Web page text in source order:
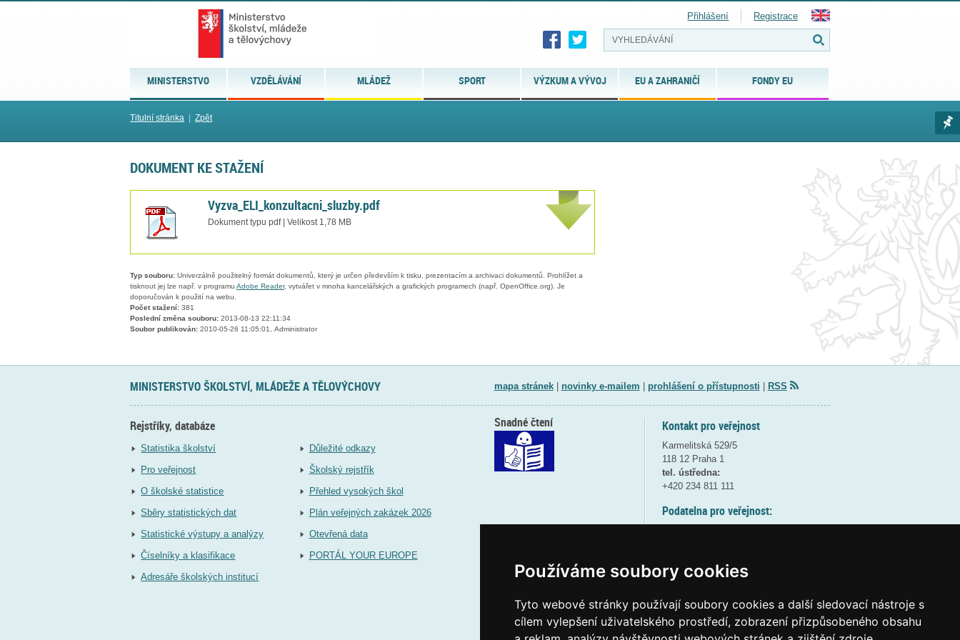
Používáme soubory cookies
Tyto webové stránky používají soubory cookies a další sledovací nástroje s
cílem vylepšení uživatelského prostředí, zobrazení přizpůsobeného obsahu
MINISTERSTVO VZDĚLÁVÁNÍ MLÁDEŽ SPORT VÝZKUM A VÝVOJ EU A ZAHRANIČÍ FONDY EU
Přihlášení Registrace
Titulní stránka Zpět
DOKUMENT KE STAŽENÍ
Vyzva_ELI_konzultacni_sluzby.pdf
Dokument typu pdf | Velikost 1,78 MB
Typ souboru: Univerzálně použitelný formát dokumentů, který je určen především k tisku, prezentacím a archivaci dokumentů. Prohlížet a
tisknout jej lze např. v programu Adobe Reader, vytvářet v mnoha kancelářských a grafických programech (např. OpenOffice.org). Je
doporučován k použití na webu.
Počet stažení: 381
Poslední změna souboru: 2013-08-13 22:11:34
Soubor publikován: 2010-05-26 11:05:01, Administrator
MINISTERSTVO ŠKOLSTVÍ, MLÁDEŽE A TĚLOVÝCHOVY mapa stránek| novinky e-mailem prohlášení o přístupnosti RSS
Rejstříky, databáze
Statistika školství
Pro veřejnost
O školské statistice
Sběry statistických dat
Statistické výstupy a analýzy
Číselníky a klasifikace
Adresáře školských institucí
Důležité odkazy
Školský rejstřík
Přehled vysokých škol
Plán veřejných zakázek 2026
Otevřená data
PORTÁL YOUR EUROPE
Kontakt pro veřejnost
Karmelitská 529/5
118 12 Praha 1
tel. ústředna:
+420 234 811 111
Podatelna pro veřejnost:
(více informací
Elektronická podatelna:
Snadné čtení